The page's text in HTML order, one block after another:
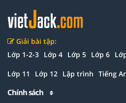
Giải bài tập:
Lớp 1-2-3 Lớp 4 Lớp 5 Lớp 6
Lớp 11 Lớp 12 Lập trình Tiếng
Chính sách